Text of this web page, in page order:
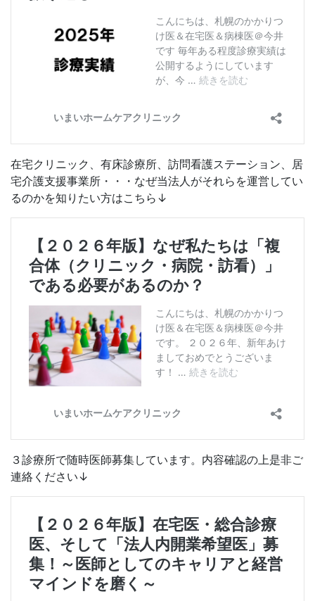
在宅クリニック、有床診療所、訪問看護ステーション、居
宅介護支援事業所・・・なぜ当法人がそれらを運営してい
るのかを知りたい方はこちら↓
３診療所で随時医師募集しています。内容確認の上是非ご
連絡ください↓